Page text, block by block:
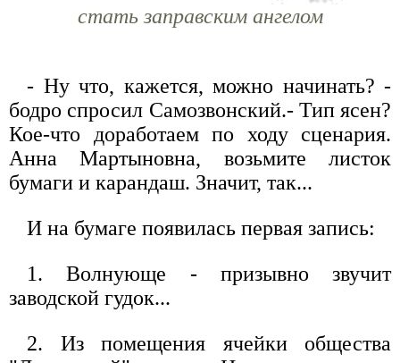
стать заправским ангелом
- Ну что, кажется, можно начинать? -
бодро спросил Самозвонский.- Тип ясен?
Кое-что доработаем по ходу сценария.
Анна Мартыновна, возьмите листок
бумаги и карандаш. Значит, так...
И на бумаге появилась первая запись:
1. Волнующе - призывно звучит
заводской гудок...
2. Из помещения ячейки общества